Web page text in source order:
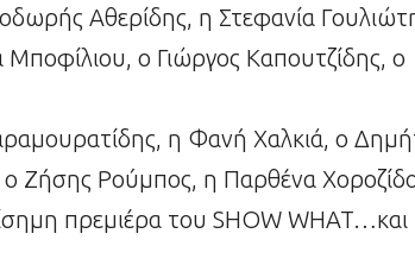
Αθερίδης, η Στεφανία
ο Γιώργος Καπουτζίδης, ο
η Φανή Χαλκιά, ο
Ζήσης Ρούμπος, η Παρθένα
πρεμιέρα του SHOW WHAT…και